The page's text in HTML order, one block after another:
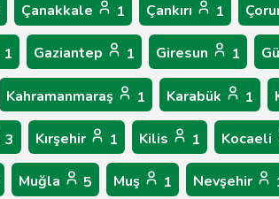
Çanakkale 1 Çankırı 1
1 Gaziantep 1 Giresun 1
Kahramanmaraş 1 Karabük 1
3 Kırşehir 1 Kilis 1 Kocaeli
Muğla 5 Muş 1 Nevşehir